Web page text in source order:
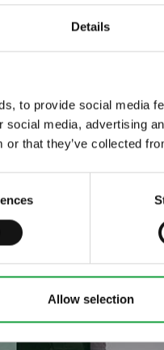
Details
to provide social media
media, advertising
or that they’ve collected
Allow selection